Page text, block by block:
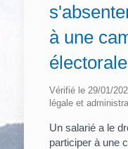
à une
Vérifié le 29/01/
légale et
Un salarié a le
participer à une